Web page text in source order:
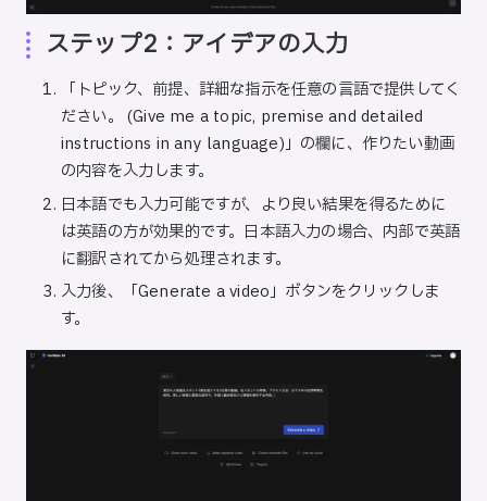
ステップ2：アイデアの入力
「トピック、前提、詳細な指示を任意の言語で提供してく
ださい。 (Give me a topic, premise and detailed
instructions in any language)」の欄に、作りたい動画
の内容を入力します。
日本語でも入力可能ですが、より良い結果を得るために
は英語の方が効果的です。日本語入力の場合、内部で英語
に翻訳されてから処理されます。
入力後、「Generate a video」ボタンをクリックしま
す。